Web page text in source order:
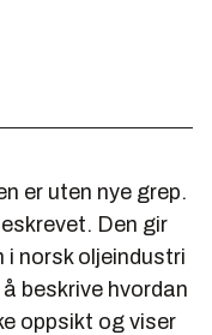
er uten nye grep.
Den gir
i norsk oljeindustri
beskrive hvordan
oppsikt og viser